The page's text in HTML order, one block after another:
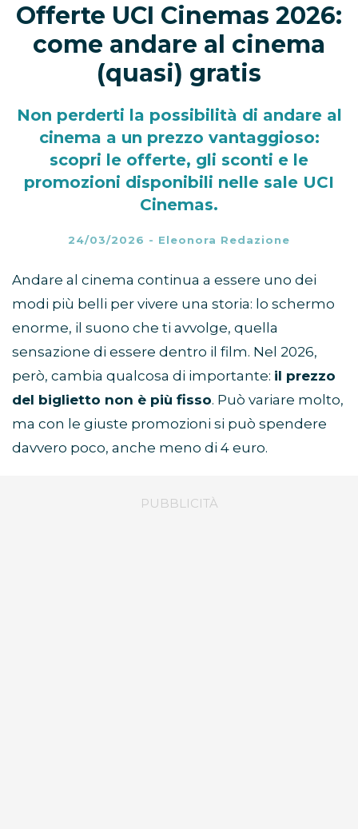
Offerte UCI Cinemas 2026:
come andare al cinema
(quasi) gratis
Non perderti la possibilità di andare al
cinema a un prezzo vantaggioso:
scopri le offerte, gli sconti e le
promozioni disponibili nelle sale UCI
Cinemas.
24/03/2026 - Eleonora Redazione
Andare al cinema continua a essere uno dei
modi più belli per vivere una storia: lo schermo
enorme, il suono che ti avvolge, quella
sensazione di essere dentro il film. Nel 2026,
però, cambia qualcosa di importante: il prezzo
del biglietto non è più fisso. Può variare molto,
ma con le giuste promozioni si può spendere
davvero poco, anche meno di 4 euro.